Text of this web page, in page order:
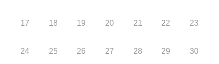
17 18 19 20 21 22 23
24 25 26 27 28 29 30